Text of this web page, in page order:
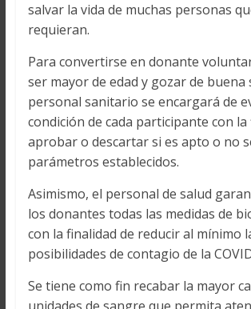
salvar la vida de muchas personas
requieran.
Para convertirse en donante
ser mayor de edad y gozar de buena
personal sanitario se encargará de
condición de cada participante con la
aprobar o descartar si es apto o no
parámetros establecidos.
Asimismo, el personal de salud
los donantes todas las medidas de
con la finalidad de reducir al mínimo
posibilidades de contagio de la
Se tiene como fin recabar la mayor